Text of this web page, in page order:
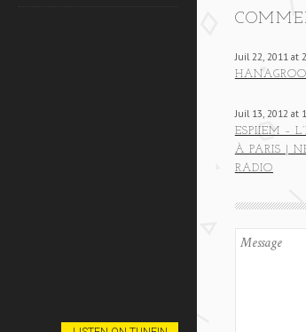
Juil 22, 2011 at
Juil 13, 2012 at
ESPIIEM –
À PARIS |
RADIO